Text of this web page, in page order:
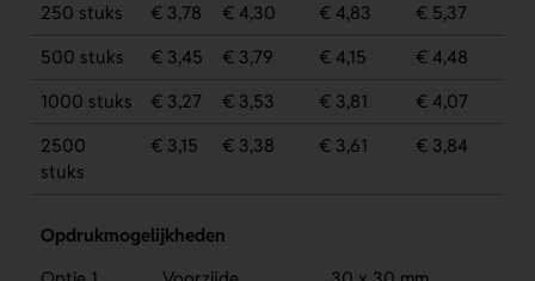
250 stuks
€ 3,78 € 4,30 € 4,83
€ 5,37
500 stuks
€ 3,45 € 3,79 € 4,15
€ 4,48
1000 stuks
€ 3,27 € 3,53 € 3,81
€ 4,07
2500
stuks
€ 3,15 € 3,38 € 3,61 € 3,84
Opdrukmogelijkheden